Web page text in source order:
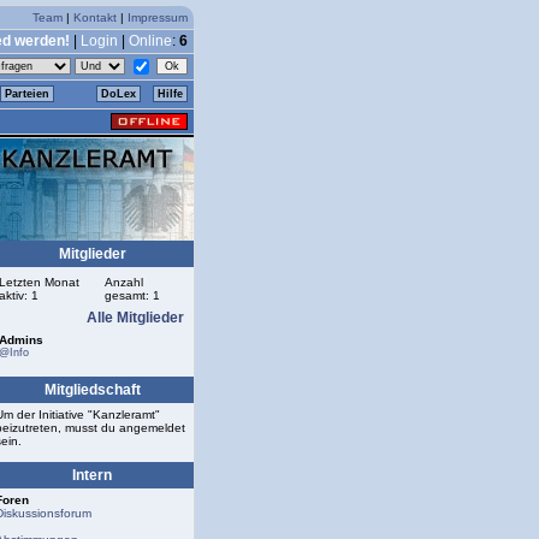
Team | Kontakt | Impressum
werden! Login Online: 6
Parteien DoLex Hilfe
Mitglieder
Letzten Monat
aktiv: 1
Anzahl
gesamt: 1
Alle Mitglieder
Admins
@Info
Mitgliedschaft
der Initiative "Kanzleramt"
musst du angemeldet
Intern